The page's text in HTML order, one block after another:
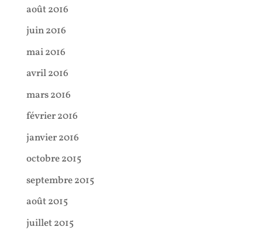
août 2016
juin 2016
mai 2016
avril 2016
mars 2016
février 2016
janvier 2016
octobre 2015
septembre 2015
août 2015
juillet 2015